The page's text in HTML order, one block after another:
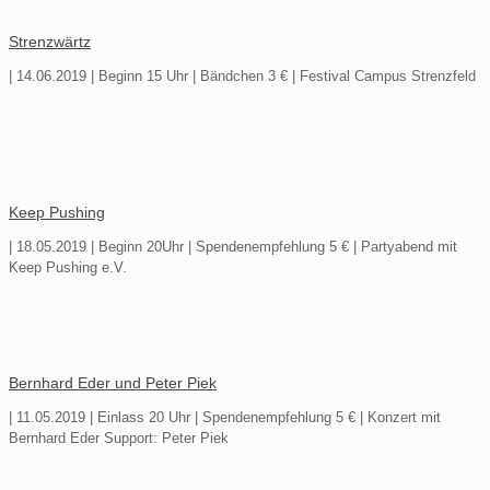
Strenzwärtz
| 14.06.2019 | Beginn 15 Uhr | Bändchen 3 € | Festival Campus Strenzfeld
Keep Pushing
| 18.05.2019 | Beginn 20Uhr | Spendenempfehlung 5 € | Partyabend mit
Keep Pushing e.V.
Bernhard Eder und Peter Piek
| 11.05.2019 | Einlass 20 Uhr | Spendenempfehlung 5 € | Konzert mit
Bernhard Eder Support: Peter Piek